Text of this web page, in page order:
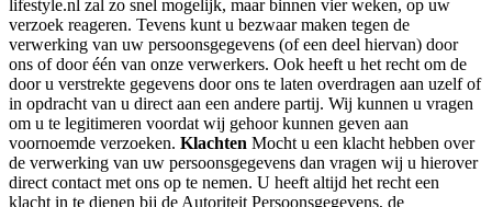
lifestyle.nl zal zo snel mogelijk, maar binnen vier weken, op uw
verzoek reageren. Tevens kunt u bezwaar maken tegen de
verwerking van uw persoonsgegevens (of een deel hiervan) door
ons of door één van onze verwerkers. Ook heeft u het recht om de
door u verstrekte gegevens door ons te laten overdragen aan uzelf of
in opdracht van u direct aan een andere partij. Wij kunnen u vragen
om u te legitimeren voordat wij gehoor kunnen geven aan
voornoemde verzoeken. Klachten Mocht u een klacht hebben over
de verwerking van uw persoonsgegevens dan vragen wij u hierover
direct contact met ons op te nemen. U heeft altijd het recht een
klacht in te dienen bij de Autoriteit Persoonsgegevens, de